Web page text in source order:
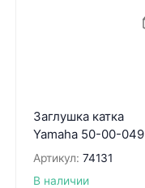
Заглушка катка
Yamaha 50-00-049
Артикул: 74131
В наличии